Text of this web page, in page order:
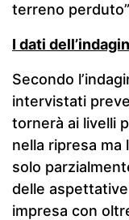
terreno
I dati
Secondo
intervistati
tornerà ai livelli
nella ripresa
solo
delle
impresa con